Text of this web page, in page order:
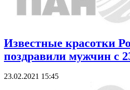
Известные красотки
поздравили мужчин с
23.02.2021 15:45